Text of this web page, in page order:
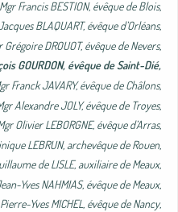
Mgr Francis BESTION, évêque de Blois,
BLAQUART, évêque d’Orléans,
Grégoire DROUOT, évêque de Nevers,
GOURDON, évêque de Saint-Dié,
Franck JAVARY, évêque de Châlons,
Alexandre JOLY, évêque de Troyes,
Olivier LEBORGNE, évêque d’Arras,
LEBRUN, archevêque de Rouen,
de LISLE, auxiliaire de Meaux,
Yves NAHMIAS, évêque de Meaux,
Yves MICHEL, évêque de Nancy,